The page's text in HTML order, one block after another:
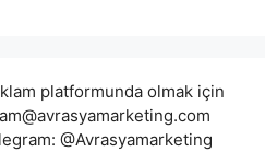
platformunda olmak için
@Avrasyamarketing